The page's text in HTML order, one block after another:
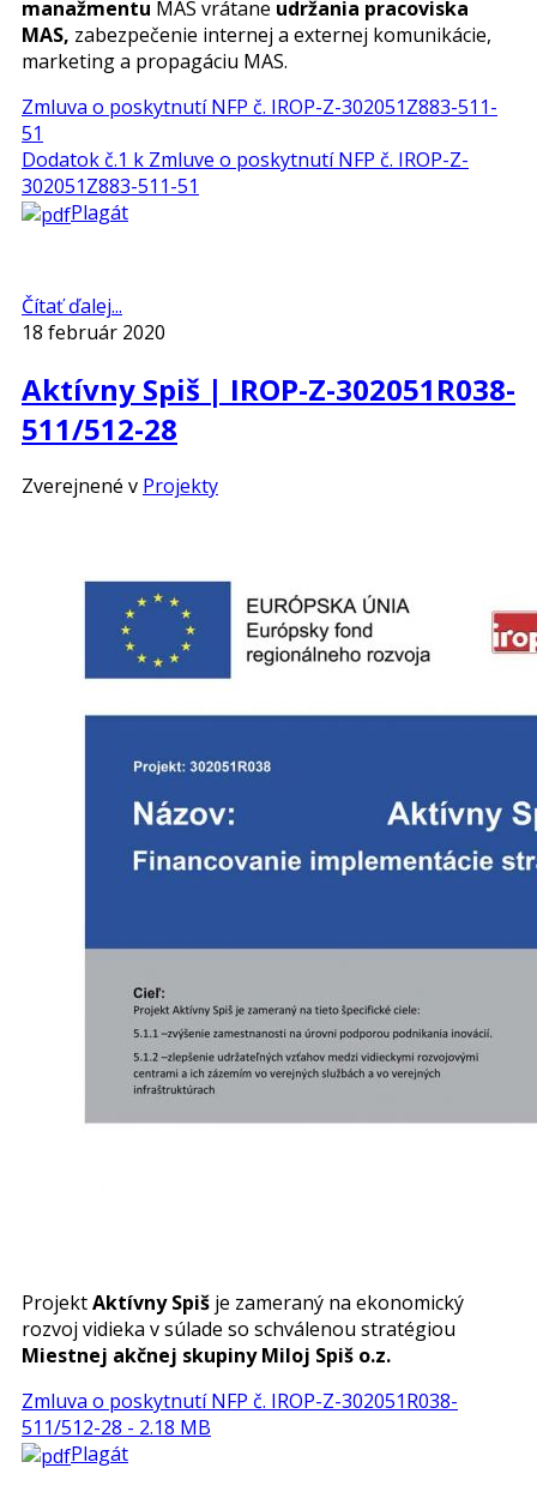
manažmentu MAS vrátane udržania pracoviska
MAS, zabezpečenie internej a externej komunikácie,
marketing a propagáciu MAS.
Zmluva o poskytnutí NFP č. IROP-Z-302051Z883-511-
51
Dodatok č.1 k Zmluve o poskytnutí NFP č. IROP-Z-
302051Z883-511-51
Plagát
Čítať ďalej...
18 február 2020
Aktívny Spiš | IROP-Z-302051R038-
511/512-28
Zverejnené v Projekty
ProjektAktívny Spiš je zameraný na ekonomický
rozvoj vidieka v súlade so schválenou stratégiou
Miestnej akčnej skupiny Miloj Spiš o.z.
Zmluva o poskytnutí NFP č. IROP-Z-302051R038-
511/512-28 - 2.18 MB
Plagát